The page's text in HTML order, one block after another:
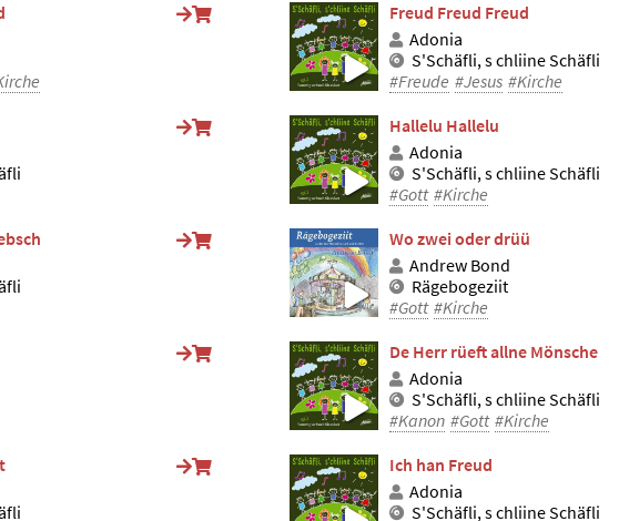
Freud Freud Freud
Adonia
S'Schäfli, s chliine Schäfli
#Freude #Jesus #Kirche
Hallelu Hallelu
Adonia
S'Schäfli, s chliine Schäfli
#Gott #Kirche
Wo zwei oder drüü
Andrew Bond
Rägebogeziit
#Gott #Kirche
De Herr rüeft allne Mönsche
Adonia
S'Schäfli, s chliine Schäfli
#Kanon #Gott #Kirche
Ich han Freud
Adonia
S'Schäfli, s chliine Schäfli